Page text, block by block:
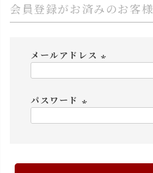
会員登録がお済みのお客様
メールアドレス
パスワード
)